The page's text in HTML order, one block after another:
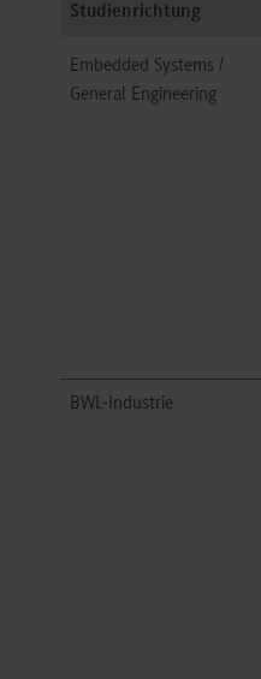
Studienrichtung
Embedded Systems /
General Engineering
BWL-Industrie